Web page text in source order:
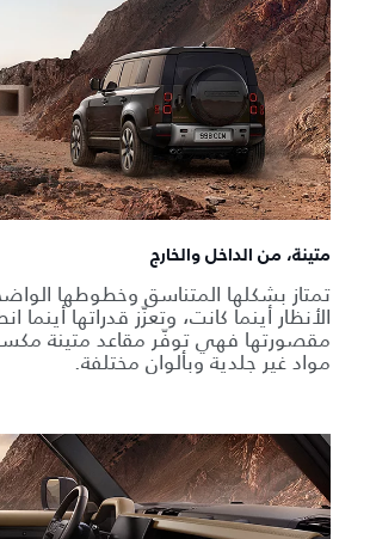
متينة، من الداخل والخارج
تمتاز بشكلها المتناسق وخطوطها
الأنظار أينما كانت، وتعزّز قدراتها أينما
مقصورتها فهي توفّر مقاعد متينة
مواد غير جلدية وبألوان مختلفة.